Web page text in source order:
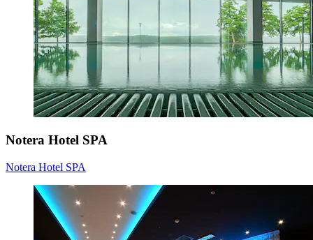
Notera Hotel SPA
Notera Hotel SPA